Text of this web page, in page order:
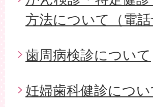
方法について（電
歯周病検診について
妊婦歯科健診につい